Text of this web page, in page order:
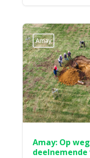
Amay
Amay: Op